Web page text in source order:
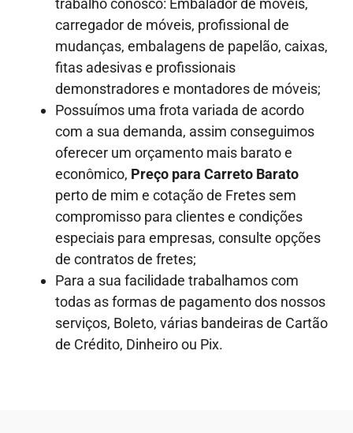
trabalho conosco: Embalador de móveis,
carregador de móveis, profissional de
mudanças, embalagens de papelão, caixas,
fitas adesivas e profissionais
demonstradores e montadores de móveis;
Possuímos uma frota variada de acordo
com a sua demanda, assim conseguimos
oferecer um orçamento mais barato e
econômico, Preço para Carreto Barato
perto de mim e cotação de Fretes sem
compromisso para clientes e condições
especiais para empresas, consulte opções
de contratos de fretes;
Para a sua facilidade trabalhamos com
todas as formas de pagamento dos nossos
serviços, Boleto, várias bandeiras de Cartão
de Crédito, Dinheiro ou Pix.